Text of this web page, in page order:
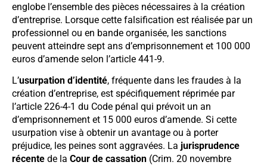
englobe l’ensemble des pièces nécessaires à la création
d’entreprise. Lorsque cette falsification est réalisée par un
professionnel ou en bande organisée, les sanctions
peuvent atteindre sept ans d’emprisonnement et 100 000
euros d’amende selon l’article 441-9.
L’usurpation d’identité, fréquente dans les fraudes à la
création d’entreprise, est spécifiquement réprimée par
l’article 226-4-1 du Code pénal qui prévoit un an
d’emprisonnement et 15 000 euros d’amende. Si cette
usurpation vise à obtenir un avantage ou à porter
préjudice, les peines sont aggravées. La jurisprudence
récente de la Cour de cassation (Crim. 20 novembre